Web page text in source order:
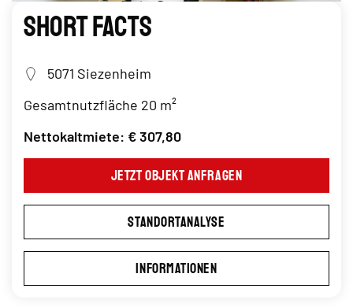
Short Facts
5071 Siezenheim
Gesamtnutzfläche 20 m²
Nettokaltmiete: € 307,80
Jetzt Objekt anfragen
Standortanalyse
Informationen